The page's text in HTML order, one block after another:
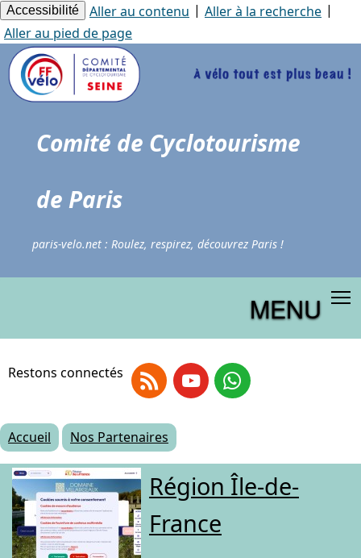
Accessibilité Aller au contenu | Aller à la recherche |
Aller au pied de page
Comité de Cyclotourisme
de Paris
paris-velo.net : Roulez, respirez, découvrez Paris !
MENU
Restons connectés
Panneau de gestion des cookies
Accueil Nos Partenaires
Région Île-de-
France